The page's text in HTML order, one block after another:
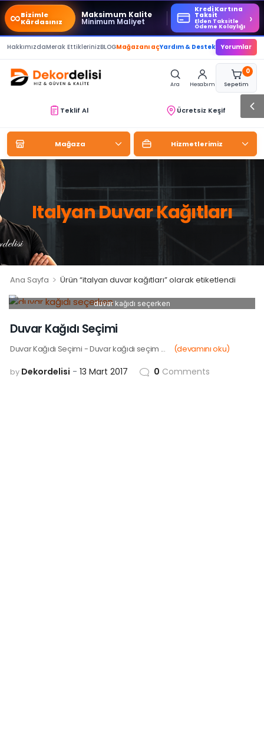
∞Bizimle
Kârdasınız
Maksimum Kalite
Minimum Maliyet
Kredi Kartına
Taksit
Elden Taksitle
Ödeme Kolaylığı
›
HakkımızdaMerak EttiklerinizBLOGMağazanı açYardım & Destek Yorumlar
Ara Hesabım
0
Sepetim
Teklif Al Ücretsiz Keşif
Mağaza Hizmetlerimiz
Italyan Duvar Kağıtları
Ana Sayfa > Ürün “italyan duvar kağıtları” olarak etiketlendi
13
duvar kağıdı seçerken
Duvar Kağıdı Seçimi
Duvar Kağıdı Seçimi - Duvar kağıdı seçim ... (devamını oku)
by Dekordelisi 13 Mart 2017 0 Comments